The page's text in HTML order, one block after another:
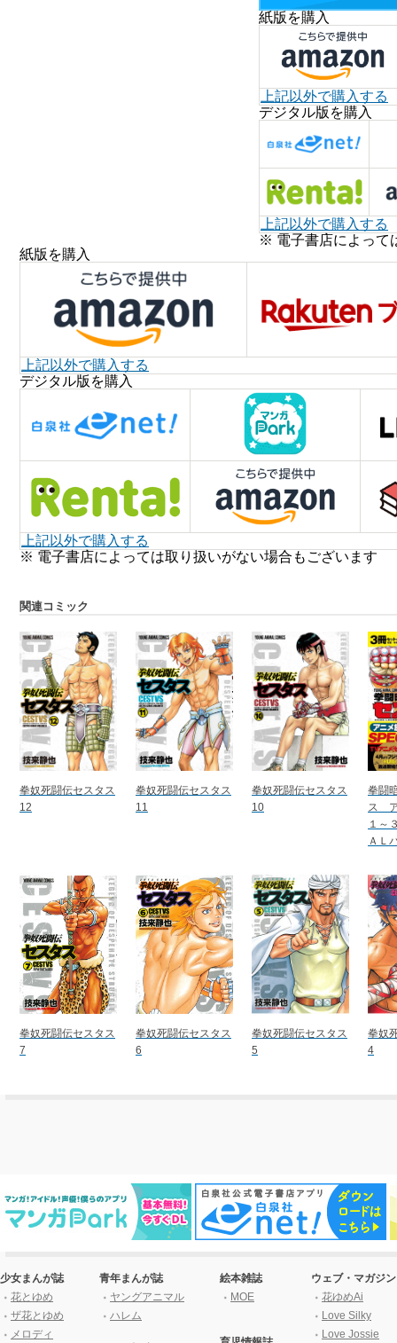
紙版を購入
上記以外で購入する
デジタル版を購入
上記以外で購入する
※ 電子書店によって
紙版を購入
上記以外で購入する
デジタル版を購入
上記以外で購入する
※ 電子書店によっては取り扱いがない場合もございます
関連コミック
拳奴死闘伝セスタス
12
拳奴死闘伝セスタス
11
拳奴死闘伝セスタス
10
拳闘
ス
１～
ＡＬ
拳奴死闘伝セスタス
7
拳奴死闘伝セスタス
6
拳奴死闘伝セスタス
5
拳奴
4
少女まんが誌
花とゆめ
ザ花とゆめ
メロディ
青年まんが誌
ヤングアニマル
ハレム
絵本雑誌
MOE
ウェブ・マガジン
花ゆめAi
Love Silky
Love Jossie